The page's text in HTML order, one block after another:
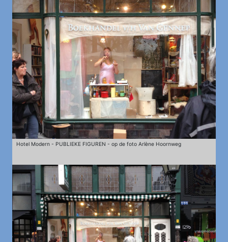
Hotel Modern - PUBLIEKE FIGUREN - op de foto Arlène Hoornweg